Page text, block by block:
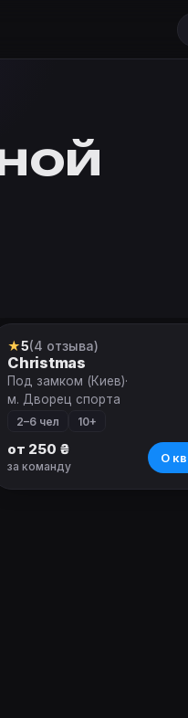
VR-квест
★5(4 отзыва)
Christmas
Под замком (Киев)·
м. Дворец спорта
2–6 чел 10+
от 250 ₴
за команду
О